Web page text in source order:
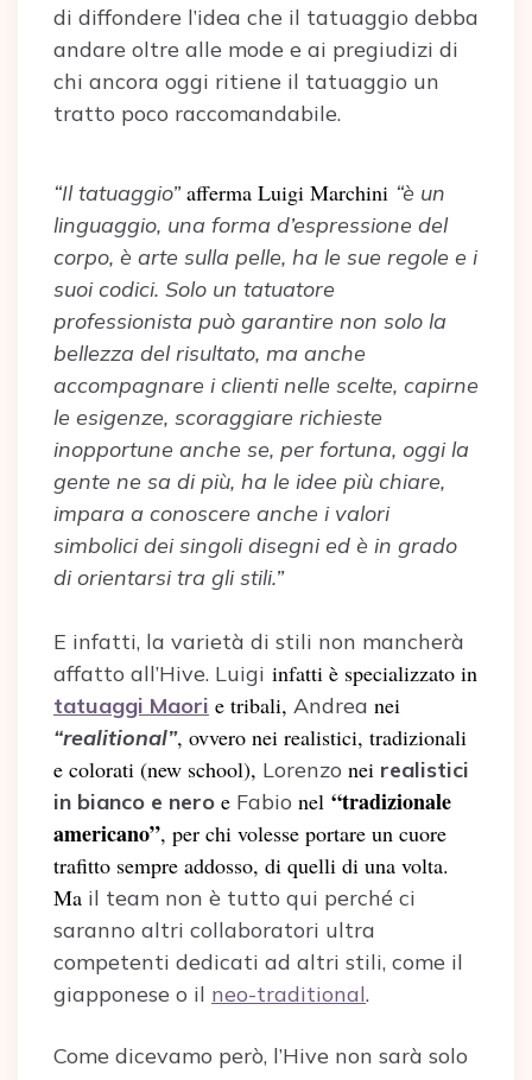
di diffondere l’idea che il tatuaggio debba
andare oltre alle mode e ai pregiudizi di
chi ancora oggi ritiene il tatuaggio un
tratto poco raccomandabile.
“Il tatuaggio”afferma Luigi Marchini “è un
linguaggio, una forma d’espressione del
corpo, è arte sulla pelle, ha le sue regole e i
suoi codici. Solo un tatuatore
professionista può garantire non solo la
bellezza del risultato, ma anche
accompagnare i clienti nelle scelte, capirne
le esigenze, scoraggiare richieste
inopportune anche se, per fortuna, oggi la
gente ne sa di più, ha le idee più chiare,
impara a conoscere anche i valori
simbolici dei singoli disegni ed è in grado
di orientarsi tra gli stili.”
E infatti, la varietà di stili non mancherà
affatto all’Hive. Luigi infatti è specializzato in
tatuaggi Maori e tribali, Andrea nei
“realitional”, ovvero nei realistici, tradizionali
e colorati (new school), Lorenzo nei realistici
in bianco e nero e Fabio nel “tradizionale
americano”, per chi volesse portare un cuore
trafitto sempre addosso, di quelli di una volta.
Ma il team non è tutto qui perché ci
saranno altri collaboratori ultra
competenti dedicati ad altri stili, come il
giapponese o il neo-traditional.
Come dicevamo però, l’Hive non sarà solo